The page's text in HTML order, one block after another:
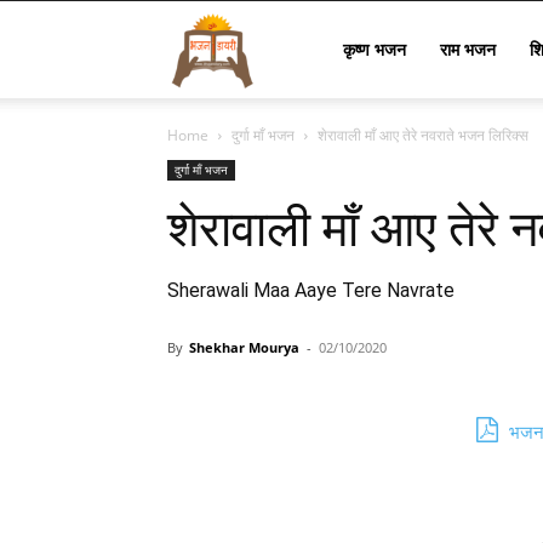
Lyrics
कृष्ण भजन राम भजन
Home दुर्गा माँ भजन शेरावाली माँ आए तेरे नवराते भजन लिरिक्स
दुर्गा माँ भजन
शेरावाली माँ आए तेरे
Sherawali Maa Aaye Tere Navrate
By Shekhar Mourya - 02/10/2020
भजन